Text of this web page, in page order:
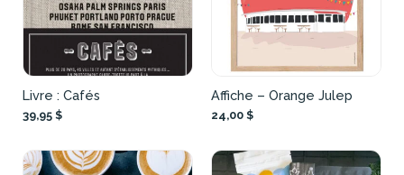
Livre : Cafés
39,95 $
Affiche – Orange Julep
24,00 $